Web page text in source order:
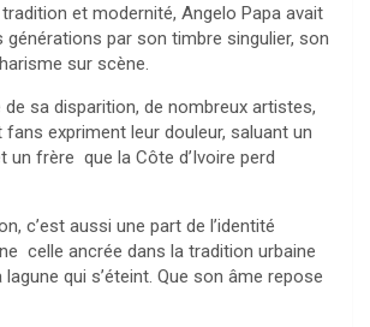
et modernité, Angelo Papa avait
générations par son timbre singulier, son
sur scène.
de sa disparition, de nombreux artistes,
expriment leur douleur, saluant un
un frère que la Côte d’Ivoire perd
c’est aussi une part de l’identité
celle ancrée dans la tradition urbaine
qui s’éteint. Que son âme repose